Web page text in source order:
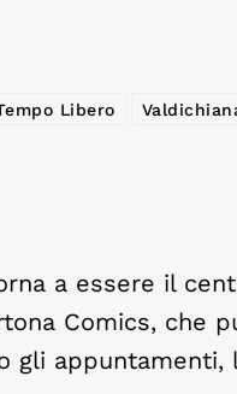
Libero
a essere il
Comics, che
gli